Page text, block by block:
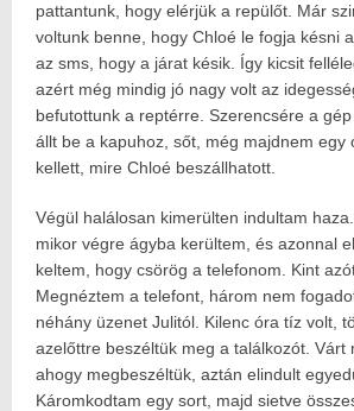
pattantunk, hogy elérjük a repülőt. Már
voltunk benne, hogy Chloé le fogja késni
az sms, hogy a járat késik. Így kicsit
azért még mindig jó nagy volt az
befutottunk a reptérre. Szerencsére a
állt be a kapuhoz, sőt, még majdnem egy
kellett, mire Chloé beszállhatott.
Végül halálosan kimerülten indultam
mikor végre ágyba kerültem, és azonnal
keltem, hogy csörög a telefonom. Kint
Megnéztem a telefont, három nem
néhány üzenet Julitól. Kilenc óra tíz volt,
azelőttre beszéltük meg a találkozót. Várt
ahogy megbeszéltük, aztán elindult
Káromkodtam egy sort, majd sietve